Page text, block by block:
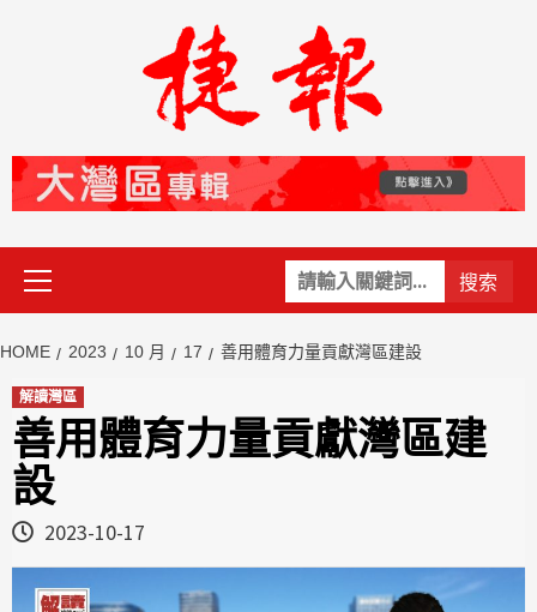
關
鍵
Primary
Menu
HOME 2023 10 月 17 善用體育力量貢獻灣區建設
解讀灣區
善用體育力量貢獻灣區建
設
2023-10-17